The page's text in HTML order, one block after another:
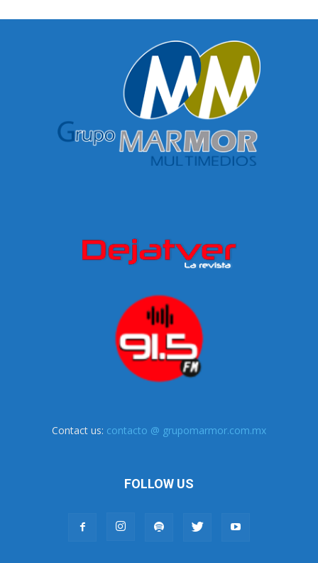
Contact us: contacto @ grupomarmor.com.mx
FOLLOW US